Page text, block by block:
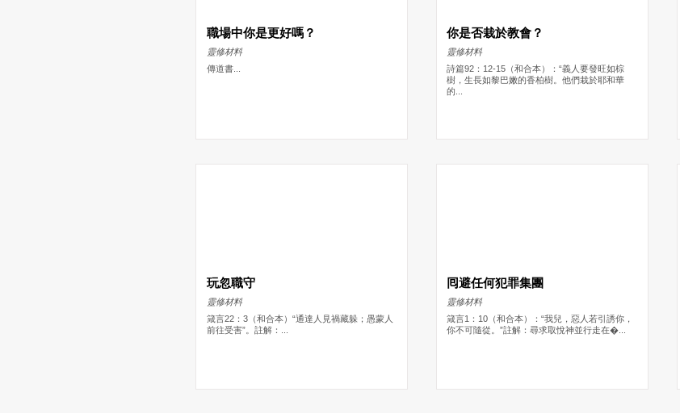
職場中你是更好嗎？
靈修材料
傳道書...
你是否栽於教會？
靈修材料
詩篇92：12-15（和合本）：“義人要發旺如棕
樹，生長如黎巴嫩的香柏樹。他們栽於耶和華
的...
玩忽職守
靈修材料
箴言22：3（和合本）“通達人見禍藏躲；愚蒙人
前往受害”。註解：...
囘避任何犯罪集團
靈修材料
箴言1：10（和合本）：“我兒，惡人若引誘你，
你不可隨從。”註解：尋求取悅神並行走在�...